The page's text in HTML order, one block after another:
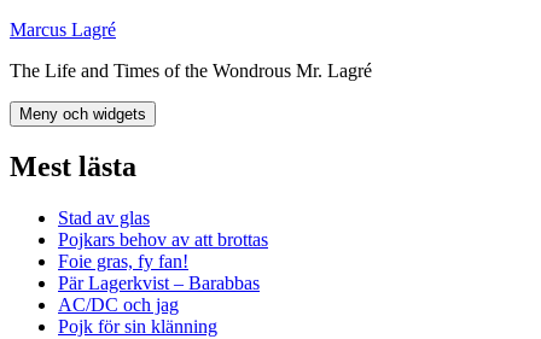
Hoppa
innehåll
Marcus Lagré
The Life and Times of the Wondrous Mr. Lagré
Meny och widgets
Mest lästa
Stad av glas
Pojkars behov av att brottas
Foie gras, fy fan!
Pär Lagerkvist – Barabbas
AC/DC och jag
Pojk för sin klänning